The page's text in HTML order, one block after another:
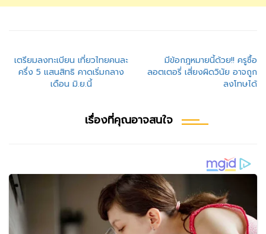
แนะแนว
เรื่อง
เตรียมลงทะเบียน เที่ยวไทยคนละ
ครึ่ง 5 แสนสิทธิ คาดเริ่มกลาง
เดือน มิ.ย.นี้
มีข้อกฎหมายนี้ด้วย!! ครูซื้อ
ลอตเตอรี่ เสี่ยงผิดวินัย อาจถูก
ลงโทษได้
เรื่องที่คุณอาจสนใจ